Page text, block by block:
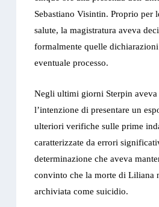
Sebastiano Visintin. Proprio per
salute, la magistratura aveva
formalmente quelle
eventuale processo.
Negli ultimi giorni Sterpin aveva
l’intenzione di presentare un
ulteriori verifiche sulle prime
caratterizzate da errori
determinazione che aveva
convinto che la morte di Liliana
archiviata come suicidio.